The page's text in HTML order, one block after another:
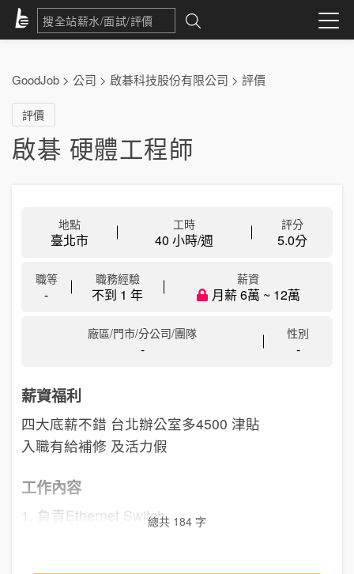
GoodJob > 公司 > 啟碁科技股份有限公司 > 評價
評價
啟碁 硬體工程師
地點
臺北市
工時
40 小時/週
評分
5.0分
職等
-
職務經驗
不到 1 年
薪資
月薪 6萬 ~ 12萬
廠區/門市/分公司/團隊
-
性別
-
薪資福利
四大底薪不錯 台北辦公室多4500 津貼
入職有給補修 及活力假
工作內容
1. 負責Ethernet Switch...總共 184 字